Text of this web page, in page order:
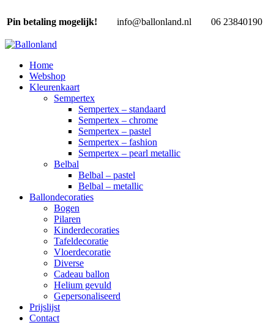
Pin betaling mogelijk! info@ballonland.nl 06 23840190
Home
Webshop
Kleurenkaart
Sempertex
Sempertex – standaard
Sempertex – chrome
Sempertex – pastel
Sempertex – fashion
Sempertex – pearl metallic
Belbal
Belbal – pastel
Belbal – metallic
Ballondecoraties
Bogen
Pilaren
Kinderdecoraties
Tafeldecoratie
Vloerdecoratie
Diverse
Cadeau ballon
Helium gevuld
Gepersonaliseerd
Prijslijst
Contact